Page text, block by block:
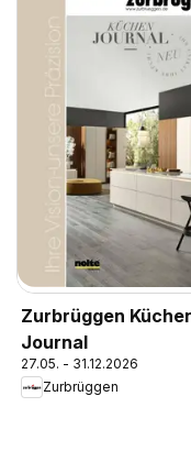
Zurbrüggen
Journal
27.05. - 31.12.2026
Zurbrüggen